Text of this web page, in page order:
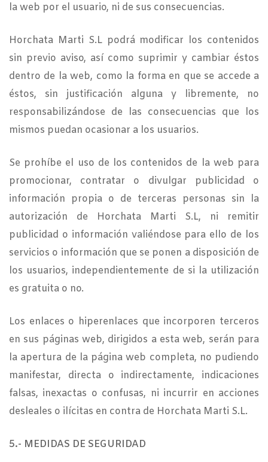
la web por el usuario, ni de sus consecuencias.
Horchata Marti S.L podrá modificar los contenidos
sin previo aviso, así como suprimir y cambiar éstos
dentro de la web, como la forma en que se accede a
éstos, sin justificación alguna y libremente, no
responsabilizándose de las consecuencias que los
mismos puedan ocasionar a los usuarios.
Se prohíbe el uso de los contenidos de la web para
promocionar, contratar o divulgar publicidad o
información propia o de terceras personas sin la
autorización de Horchata Marti S.L, ni remitir
publicidad o información valiéndose para ello de los
servicios o información que se ponen a disposición de
los usuarios, independientemente de si la utilización
es gratuita o no.
Los enlaces o hiperenlaces que incorporen terceros
en sus páginas web, dirigidos a esta web, serán para
la apertura de la página web completa, no pudiendo
manifestar, directa o indirectamente, indicaciones
falsas, inexactas o confusas, ni incurrir en acciones
desleales o ilícitas en contra de Horchata Marti S.L.
5.- MEDIDAS DE SEGURIDAD